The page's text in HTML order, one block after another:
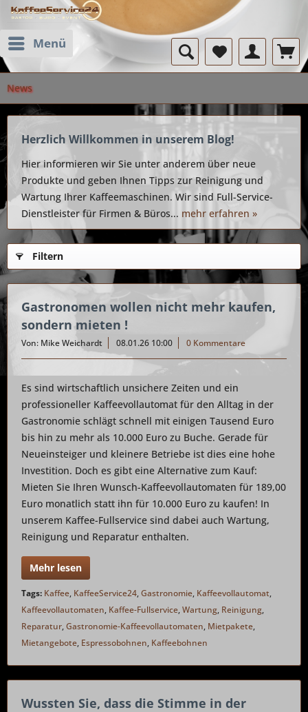
Menü
News
Herzlich Willkommen in unserem Blog!
Hier informieren wir Sie unter anderem über neue
Produkte und geben Ihnen Tipps zur Reinigung und
Wartung Ihrer Kaffeemaschinen. Wir sind Full-Service-
Dienstleister für Firmen & Büros... mehr erfahren »
Filtern
Gastronomen wollen nicht mehr kaufen,
sondern mieten !
Von: Mike Weichardt 08.01.26 10:00 0 Kommentare
Es sind wirtschaftlich unsichere Zeiten und ein
professioneller Kaffeevollautomat für den Alltag in der
Gastronomie schlägt schnell mit einigen Tausend Euro
bis hin zu mehr als 10.000 Euro zu Buche. Gerade für
Neueinsteiger und kleinere Betriebe ist dies eine hohe
Investition. Doch es gibt eine Alternative zum Kauf:
Mieten Sie Ihren Wunsch-Kaffeevollautomaten für 189,00
Euro monatlich statt ihn für 10.000 Euro zu kaufen! In
unserem Kaffee-Fullservice sind dabei auch Wartung,
Reinigung und Reparatur enthalten.
Mehr lesen
Tags: Kaffee, KaffeeService24,Gastronomie, Kaffeevollautomat,
Kaffeevollautomaten, Kaffee-Fullservice,Wartung, Reinigung,
Reparatur,Gastronomie-Kaffeevollautomaten, Mietpakete,
Mietangebote, Espressobohnen, Kaffeebohnen
Wussten Sie, dass die Stimme in der